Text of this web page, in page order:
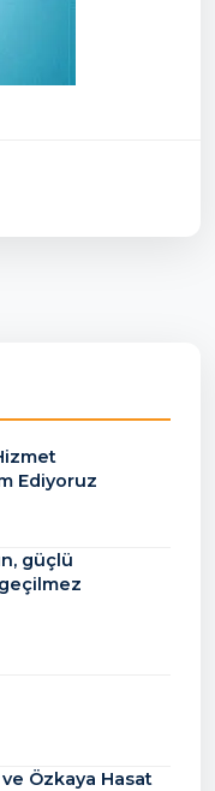
Ediyoruz
güçlü
Özkaya Hasat